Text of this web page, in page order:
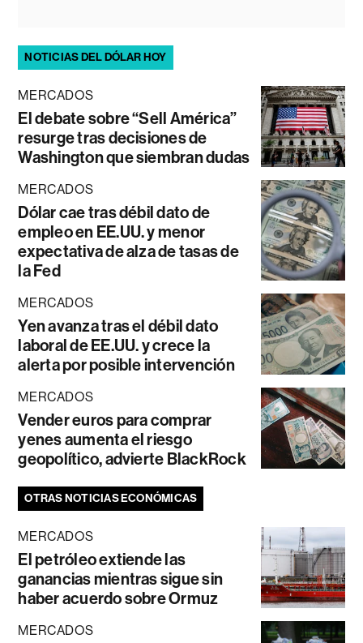
NOTICIAS DEL DÓLAR HOY
MERCADOS
El debate sobre “Sell América”
resurge tras decisiones de
Washington que siembran dudas
MERCADOS
Dólar cae tras débil dato de
empleo en EE.UU. y menor
expectativa de alza de tasas de
la Fed
MERCADOS
Yen avanza tras el débil dato
laboral de EE.UU. y crece la
alerta por posible intervención
MERCADOS
Vender euros para comprar
yenes aumenta el riesgo
geopolítico, advierte BlackRock
OTRAS NOTICIAS ECONÓMICAS
MERCADOS
El petróleo extiende las
ganancias mientras sigue sin
haber acuerdo sobre Ormuz
MERCADOS